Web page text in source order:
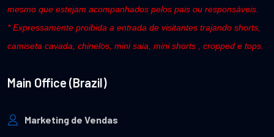
mesmo que estejam acompanhados pelos pais ou responsáveis.
* Expressamente proibida a entrada de visitantes trajando shorts,
camiseta cavada, chinelos, mini saia, mini shorts , cropped e tops.
Main Office (Brazil)
Marketing de Vendas